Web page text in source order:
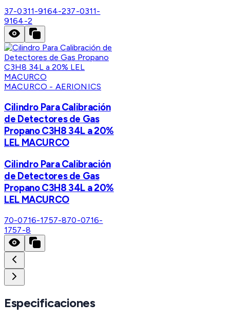
37-0311-9164-237-0311-
9164-2
MACURCO - AERIONICS
Cilindro Para Calibración
de Detectores de Gas
Propano C3H8 34L a 20%
LEL MACURCO
Cilindro Para Calibración
de Detectores de Gas
Propano C3H8 34L a 20%
LEL MACURCO
70-0716-1757-870-0716-
1757-8
Especificaciones